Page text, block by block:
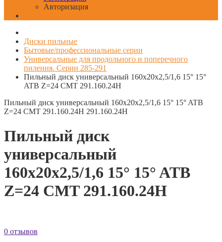
Авторизация
Диски пильные
Бытовые/профессиональные серии
Универсальные для продольного и поперечного
пиления. Серии 285-291
Пильный диск универсальный 160x20x2,5/1,6 15° 15°
ATB Z=24 CMT 291.160.24H
Пильный диск универсальный 160x20x2,5/1,6 15° 15° ATB
Z=24 CMT 291.160.24H 291.160.24H
Пильный диск
универсальный
160x20x2,5/1,6 15° 15° ATB
Z=24 CMT 291.160.24H
0 отзывов